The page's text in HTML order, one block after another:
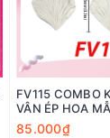
FV115 COMBO
VÂN ÉP HOA
85.000₫